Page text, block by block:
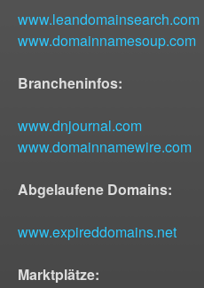
www.leandomainsearch.com
www.domainnamesoup.com
Brancheninfos:
www.dnjournal.com
www.domainnamewire.com
Abgelaufene Domains:
www.expireddomains.net
Marktplätze: